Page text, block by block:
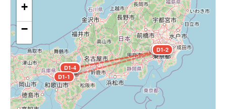
D1-1
D1-2
D1-3
D1-4
D1-5
D1-6
+
−